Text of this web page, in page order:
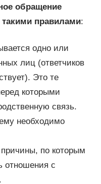
обращение
такими правилами:
одно или
лиц (ответчиков
Это те
которыми
связь.
необходимо
по которым
отношения с